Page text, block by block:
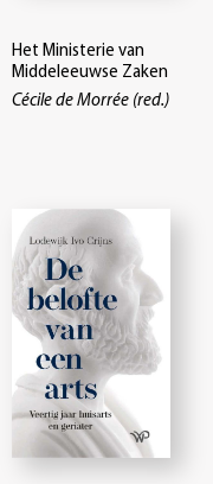
Het Ministerie van
Middeleeuwse Zaken
Cécile de Morrée (red.)